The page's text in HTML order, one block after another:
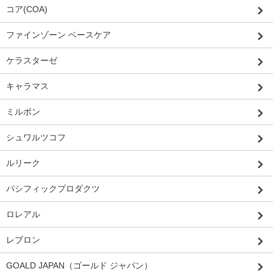
コア(COA)
ファインゾーン ベースケア
ケラスターゼ
キャラマス
ミルボン
シュワルツコフ
ルリーク
パシフィックプロダクツ
ロレアル
レブロン
GOALD JAPAN（ゴールド ジャパン）